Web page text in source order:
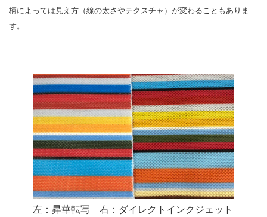
柄によっては見え方（線の太さやテクスチャ）が変わることもありま
す。
左：昇華転写 右：ダイレクトインクジェット